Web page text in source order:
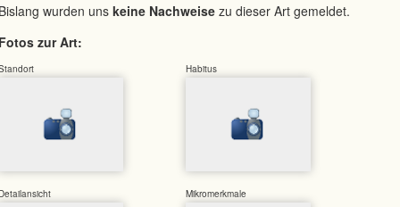
wurden uns keine Nachweise zu dieser Art gemeldet.
zur Art:
Habitus
Mikromerkmale